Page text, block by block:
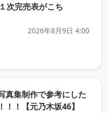
次完売表がこち
2026年8月9日 4:00
真集制作で参考にした
！【元乃木坂46】